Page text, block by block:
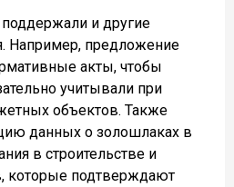
и другие
Например, предложение
акты, чтобы
учитывали при
объектов. Также
данных о золошлаках в
в строительстве и
которые подтверждают